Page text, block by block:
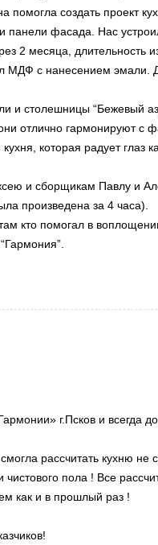
помогла создать проект
фасада. Нас
2 месяца, длительность
МДФ с нанесением эмали.
и столешницы “Бежевый
отлично гармонируют с
которая радует
и сборщикам Павлу и
произведена за 4 часа).
кто помогал в
г.Псков и всегда
рассчитать кухню не
пола ! Все
как и в прошлый раз !